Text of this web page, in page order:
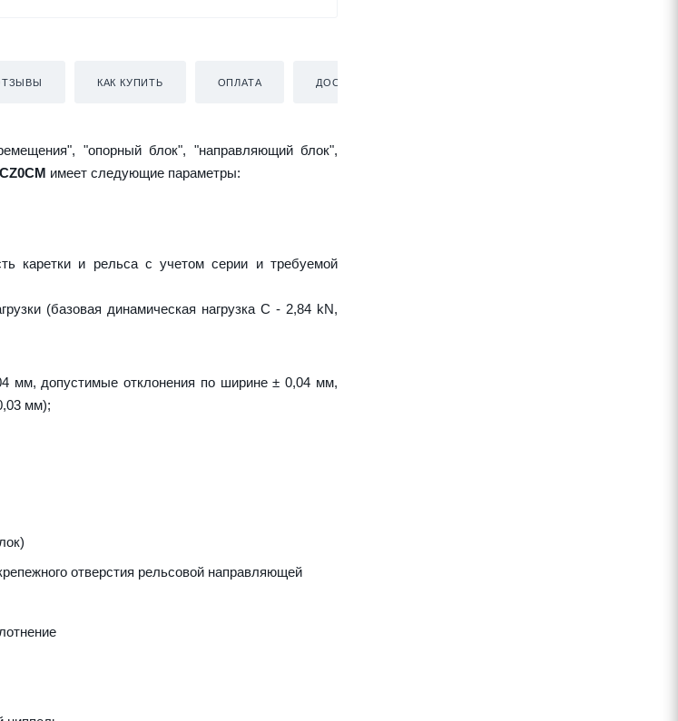
КАК КУПИТЬ ОПЛАТА ДОСТАВКА
"опорный блок", "направляющий блок",
имеет следующие параметры:
каретки и рельса с учетом серии и требуемой
(базовая динамическая нагрузка C - 2,84 kN,
мм, допустимые отклонения по ширине ± 0,04 мм,
мм);
отверстия рельсовой направляющей